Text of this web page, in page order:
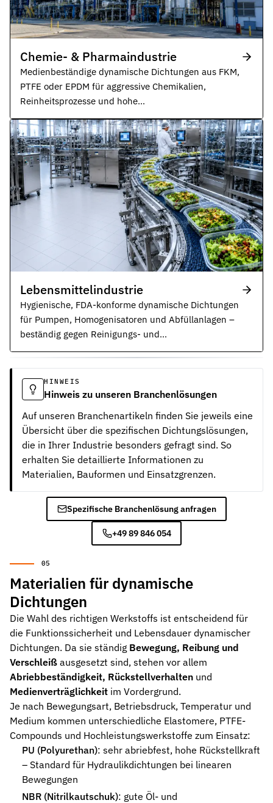
Chemie- & Pharmaindustrie
Medienbeständige dynamische Dichtungen aus FKM,
PTFE oder EPDM für aggressive Chemikalien,
Reinheitsprozesse und hohe
Sicherheitsanforderungen.
Lebensmittelindustrie
Hygienische, FDA-konforme dynamische Dichtungen
für Pumpen, Homogenisatoren und Abfüllanlagen –
beständig gegen Reinigungs- und
HINWEIS
Hinweis zu unseren Branchenlösungen
Auf unseren Branchenartikeln finden Sie jeweils eine
Übersicht über die spezifischen Dichtungslösungen,
die in Ihrer Industrie besonders gefragt sind. So
erhalten Sie detaillierte Informationen zu
Materialien, Bauformen und Einsatzgrenzen.
Spezifische Branchenlösung anfragen
+49 89 846 054
Materialien für dynamische
Dichtungen
Die Wahl des richtigen Werkstoffs ist entscheidend für
die Funktionssicherheit und Lebensdauer dynamischer
Dichtungen. Da sie ständig Bewegung, Reibung und
Verschleiß ausgesetzt sind, stehen vor allem
Abriebbeständigkeit, Rückstellverhalten und
Medienverträglichkeit im Vordergrund.
Je nach Bewegungsart, Betriebsdruck, Temperatur und
Medium kommen unterschiedliche Elastomere, PTFE-
Compounds und Hochleistungswerkstoffe zum Einsatz:
PU (Polyurethan): sehr abriebfest, hohe Rückstellkraft
– Standard für Hydraulikdichtungen bei linearen
Bewegungen
NBR (Nitrilkautschuk): gute Öl- und